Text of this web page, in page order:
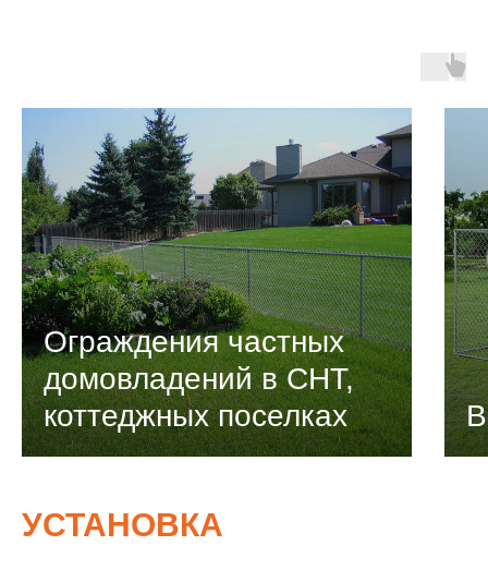
Ограждения частных
домовладений в СНТ,
коттеджных поселках
УСТАНОВКА